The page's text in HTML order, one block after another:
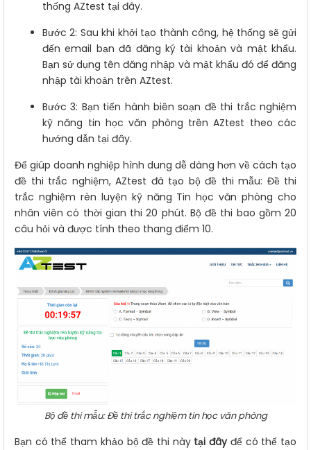
thống AZtest tại đây.
Bước 2: Sau khi khởi tạo thành công, hệ thống sẽ gửi
đến email bạn đã đăng ký tài khoản và mật khẩu.
Bạn sử dụng tên đăng nhập và mật khẩu đó để đăng
nhập tài khoản trên AZtest.
Bước 3: Bạn tiến hành biên soạn đề thi trắc nghiệm
kỹ năng tin học văn phòng trên AZtest theo các
hướng dẫn tại đây.
Để giúp doanh nghiệp hình dung dễ dàng hơn về cách tạo
đề thi trắc nghiệm,AZtest đã tạo bộ đề thi mẫu: Đề thi
trắc nghiệm rèn luyện kỹ năng Tin học văn phòng cho
nhân viên có thời gian thi 20 phút. Bộ đề thi bao gồm 20
câu hỏi và được tính theo thang điểm 10.
Bộ đề thi mẫu: Đề thi trắc nghiệm tin học văn phòng
Bạn có thể tham khảo bộ đề thi này tại đâyđể có thể tạo